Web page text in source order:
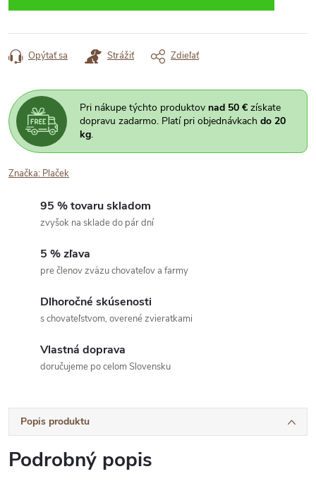
Opýtať sa Strážiť Zdieľať
Pri nákupe týchto produktov nad 50 € získate
dopravu zadarmo. Platí pri objednávkach do 20
kg.
Značka: Plaček
95 % tovaru skladom
zvyšok na sklade do pár dní
5 % zľava
pre členov zväzu chovateľov a farmy
Dlhoročné skúsenosti
s chovateľstvom, overené zvieratkami
Vlastná doprava
doručujeme po celom Slovensku
Popis produktu
Podrobný popis